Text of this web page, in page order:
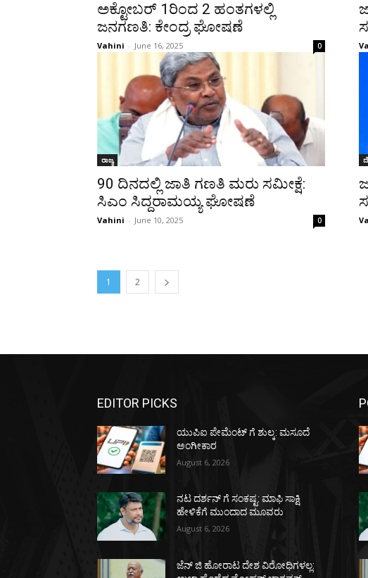
ಅಕ್ಟೋಬರ್ 1ರಿಂದ 2 ಹಂತಗಳಲ್ಲಿ
ಜನಗಣತಿ: ಕೇಂದ್ರ ಘೋಷಣೆ
Vahini - June 16, 2025 0
ರಾಜ್ಯ
90 ದಿನದಲ್ಲಿ ಜಾತಿ ಗಣತಿ ಮರು ಸಮೀಕ್ಷೆ:
ಸಿಎಂ ಸಿದ್ದರಾಮಯ್ಯ ಘೋಷಣೆ
Vahini - June 10, 2025 0
1 2
EDITOR PICKS
ಯುಪಿಐ ಪೇಮೆಂಟ್ ಗೆ ಶುಲ್ಕ: ಮಸೂದೆ
ಅಂಗೀಕಾರ
August 6, 2026
ನಟ ದರ್ಶನ್ ಗೆ ಸಂಕಷ್ಟ: ಮಾಫಿ ಸಾಕ್ಷಿ
ಹೇಳಿಕೆಗೆ ಮುಂದಾದ ಮೂವರು
August 6, 2026
ಜೆನ್ ಜಿ ಹೋರಾಟ ದೇಶ ವಿರೋಧಿಗಳಲ್ಲ: